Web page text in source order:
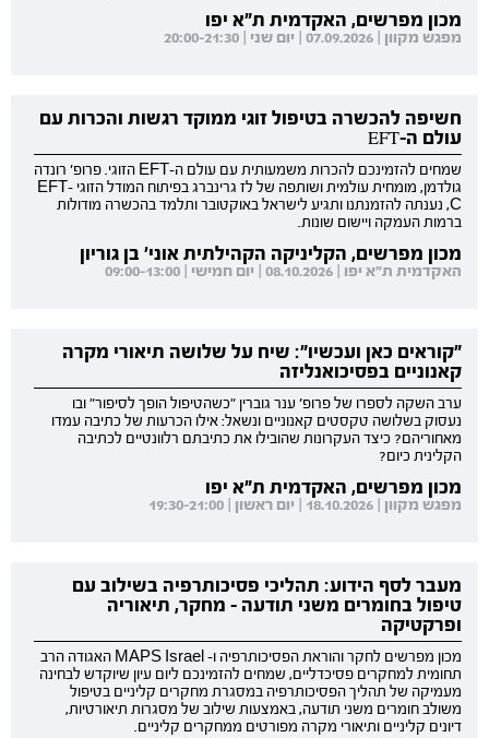
מכון מפרשים, האקדמית ת"א יפו
מפגש מקוון | 07.09.2026 | יום שני | 20:00-21:30
חשיפה להכשרה בטיפול זוגי ממוקד רגשות והכרות עם
עולם ה-EFT
שמחים להזמינכם להכרות משמעותית עם עולם ה-EFT הזוגי. פרופ' רונדה
גולדמן, מומחית עולמית ושותפה של לז גרינברג בפיתוח המודל הזוגי EFT-
C, נענתה להזמנתנו ותגיע לישראל באוקטובר ותלמד בהכשרה מודולות
ברמות העמקה ויישום שונות.
מכון מפרשים, הקליניקה הקהילתית אוני' בן גוריון
האקדמית ת"א יפו | 08.10.2026 | יום חמישי | 09:00-13:00
"קוראים כאן ועכשיו": שיח על שלושה תיאורי מקרה
קאנוניים בפסיכואנליזה
ערב השקה לספרו של פרופ' ענר גוברין "כשהטיפול הופך לסיפור" ובו
נעסוק בשלושה טקסטים קאנוניים ונשאל: אילו הכרעות של כתיבה עמדו
מאחוריהם? כיצד העקרונות שהובילו את כתיבתם רלוונטיים לכתיבה
הקלינית כיום?
מכון מפרשים, האקדמית ת"א יפו
מפגש מקוון | 18.10.2026 | יום ראשון | 19:30-21:00
מעבר לסף הידוע: תהליכי פסיכותרפיה בשילוב עם
טיפול בחומרים משני תודעה - מחקר, תיאוריה
ופרקטיקה
מכון מפרשים לחקר והוראת הפסיכותרפיה ו- MAPS Israel האגודה הרב
תחומית למחקרים פסיכדליים, שמחים להזמינכם ליום עיון שיוקדש לבחינה
מעמיקה של תהליך הפסיכותרפיה במסגרת מחקרים קליניים בטיפול
משולב חומרים משני תודעה, באמצעות שילוב של מסגרות תיאורטיות,
דיונים קליניים ותיאורי מקרה מפורטים ממחקרים קליניים.